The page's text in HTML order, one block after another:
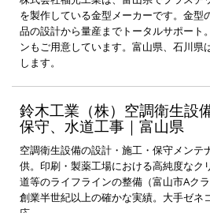
を製作している金型メーカーです。金型
品の設計から量産までトータルサポート
ンもご用意しています。富山県、石川県
します。
鈴木工業（株）空調衛生設
保守、水道工事｜富山県
空調衛生設備の設計・施工・保守メンテ
供。印刷・製薬工場における高純度なク
道等のライフラインの整備（富山市Aク
創業半世紀以上の確かな実績。大手ゼネ